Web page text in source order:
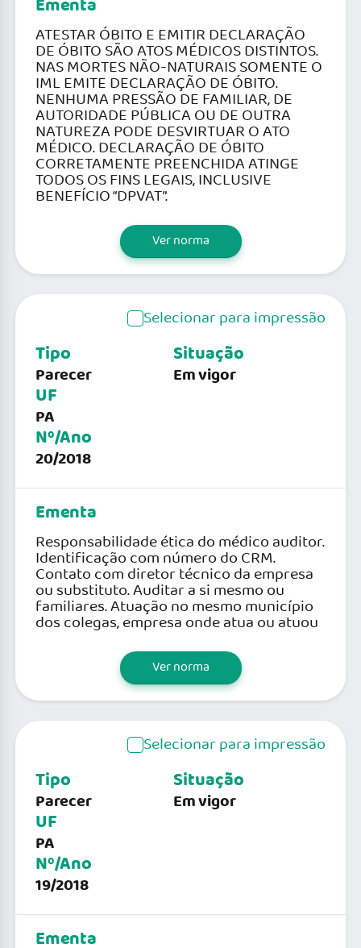
Ementa
ATESTAR ÓBITO E EMITIR DECLARAÇÃO
DE ÓBITO SÃO ATOS MÉDICOS DISTINTOS.
NAS MORTES NÃO-NATURAIS SOMENTE O
IML EMITE DECLARAÇÃO DE ÓBITO.
NENHUMA PRESSÃO DE FAMILIAR, DE
AUTORIDADE PÚBLICA OU DE OUTRA
NATUREZA PODE DESVIRTUAR O ATO
MÉDICO. DECLARAÇÃO DE ÓBITO
CORRETAMENTE PREENCHIDA ATINGE
TODOS OS FINS LEGAIS, INCLUSIVE
BENEFÍCIO “DPVAT”.
Ver norma
Selecionar para impressão
Tipo
Parecer
UF
PA
Nº/Ano
20/2018
Situação
Em vigor
Ementa
Responsabilidade ética do médico auditor.
Identificação com número do CRM.
Contato com diretor técnico da empresa
ou substituto. Auditar a si mesmo ou
familiares. Atuação no mesmo município
dos colegas, empresa onde atua ou atuou
Ver norma
Selecionar para impressão
Tipo
Parecer
UF
PA
Nº/Ano
19/2018
Situação
Em vigor
Ementa